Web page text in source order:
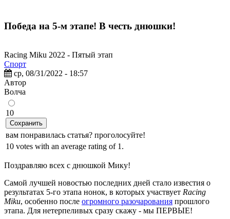
Победа на 5-м этапе! В честь днюшки!
Racing Miku 2022 - Пятый этап
Спорт
ср, 08/31/2022 - 18:57
Автор
Волчa
10
Сохранить
вам понравилась статья? проголосуйте!
10 votes with an average rating of 1.
Поздравляю всех с днюшкой Мику!
Самой лучшей новостью последних дней стало известия о
результатах 5-го этапа нонок, в которых участвует Racing
Miku, особенно после огромного разочарования прошлого
этапа. Для нетерпеливых сразу скажу - мы ПЕРВЫЕ!